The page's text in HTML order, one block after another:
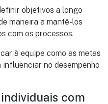
objetivos a longo
maneira a mantê-los
com os processos.
à equipe como as metas
influenciar no desempenho
com